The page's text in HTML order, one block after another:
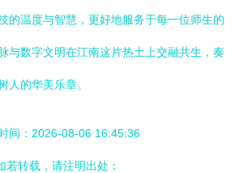
温度与智慧，更好地服务于每一位师生的
与数字文明在江南这片热土上交融共生，奏
人的华美乐章。
间：2026-08-06 16:45:36
若转载，请注明出处：